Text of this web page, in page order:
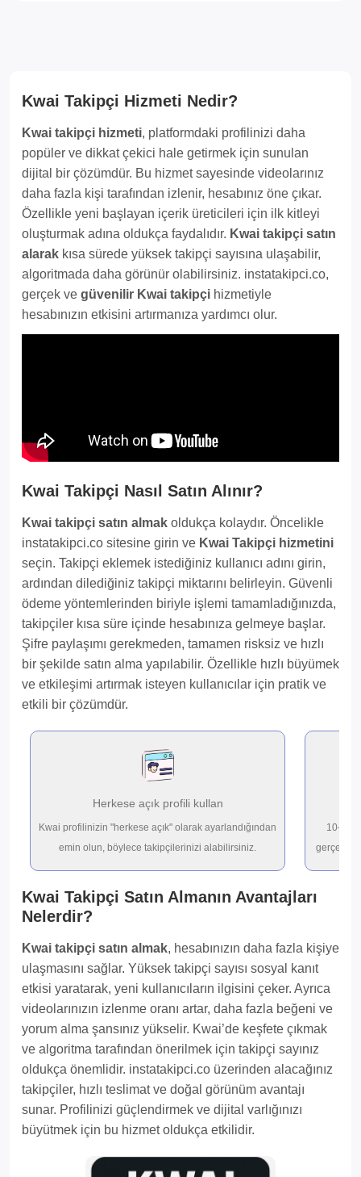
Kwai Takipçi Hizmeti Nedir?
Kwai takipçi hizmeti, platformdaki profilinizi daha
popüler ve dikkat çekici hale getirmek için sunulan
dijital bir çözümdür. Bu hizmet sayesinde videolarınız
daha fazla kişi tarafından izlenir, hesabınız öne çıkar.
Özellikle yeni başlayan içerik üreticileri için ilk kitleyi
oluşturmak adına oldukça faydalıdır. Kwai takipçi satın
alarak kısa sürede yüksek takipçi sayısına ulaşabilir,
algoritmada daha görünür olabilirsiniz. instatakipci.co,
gerçek ve güvenilir Kwai takipçi hizmetiyle
hesabınızın etkisini artırmanıza yardımcı olur.
Kwai Takipçi Nasıl Satın Alınır?
Kwai takipçi satın almak oldukça kolaydır. Öncelikle
instatakipci.co sitesine girin ve Kwai Takipçi hizmetini
seçin. Takipçi eklemek istediğiniz kullanıcı adını girin,
ardından dilediğiniz takipçi miktarını belirleyin. Güvenli
ödeme yöntemlerinden biriyle işlemi tamamladığınızda,
takipçiler kısa süre içinde hesabınıza gelmeye başlar.
Şifre paylaşımı gerekmeden, tamamen risksiz ve hızlı
bir şekilde satın alma yapılabilir. Özellikle hızlı büyümek
ve etkileşimi artırmak isteyen kullanıcılar için pratik ve
etkili bir çözümdür.
Herkese açık profili kullan
Kwai profilinizin "herkese açık" olarak ayarlandığından
emin olun, böylece takipçilerinizi alabilirsiniz.
10-
gerçek
Kwai Takipçi Satın Almanın Avantajları
Nelerdir?
Kwai takipçi satın almak, hesabınızın daha fazla kişiye
ulaşmasını sağlar. Yüksek takipçi sayısı sosyal kanıt
etkisi yaratarak, yeni kullanıcıların ilgisini çeker. Ayrıca
videolarınızın izlenme oranı artar, daha fazla beğeni ve
yorum alma şansınız yükselir. Kwai’de keşfete çıkmak
ve algoritma tarafından önerilmek için takipçi sayınız
oldukça önemlidir. instatakipci.co üzerinden alacağınız
takipçiler, hızlı teslimat ve doğal görünüm avantajı
sunar. Profilinizi güçlendirmek ve dijital varlığınızı
büyütmek için bu hizmet oldukça etkilidir.